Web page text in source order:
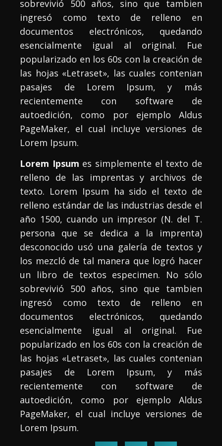
sobrevivió 500 años, sino que tambien
ingresó como texto de relleno en
documentos electrónicos, quedando
esencialmente igual al original. Fue
popularizado en los 60s con la creación de
las hojas «Letraset», las cuales contenian
pasajes de Lorem Ipsum, y más
recientemente con software de
autoedición, como por ejemplo Aldus
PageMaker, el cual incluye versiones de
Lorem Ipsum.
Lorem Ipsum es simplemente el texto de
relleno de las imprentas y archivos de
texto. Lorem Ipsum ha sido el texto de
relleno estándar de las industrias desde el
año 1500, cuando un impresor (N. del T.
persona que se dedica a la imprenta)
desconocido usó una galería de textos y
los mezcló de tal manera que logró hacer
un libro de textos especimen. No sólo
sobrevivió 500 años, sino que tambien
ingresó como texto de relleno en
documentos electrónicos, quedando
esencialmente igual al original. Fue
popularizado en los 60s con la creación de
las hojas «Letraset», las cuales contenian
pasajes de Lorem Ipsum, y más
recientemente con software de
autoedición, como por ejemplo Aldus
PageMaker, el cual incluye versiones de
Lorem Ipsum.